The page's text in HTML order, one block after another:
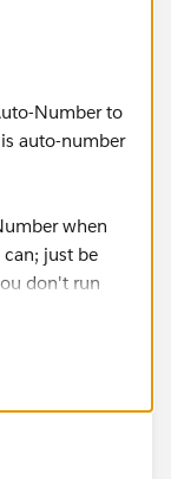
Number to
auto-number
when
just be
don't run